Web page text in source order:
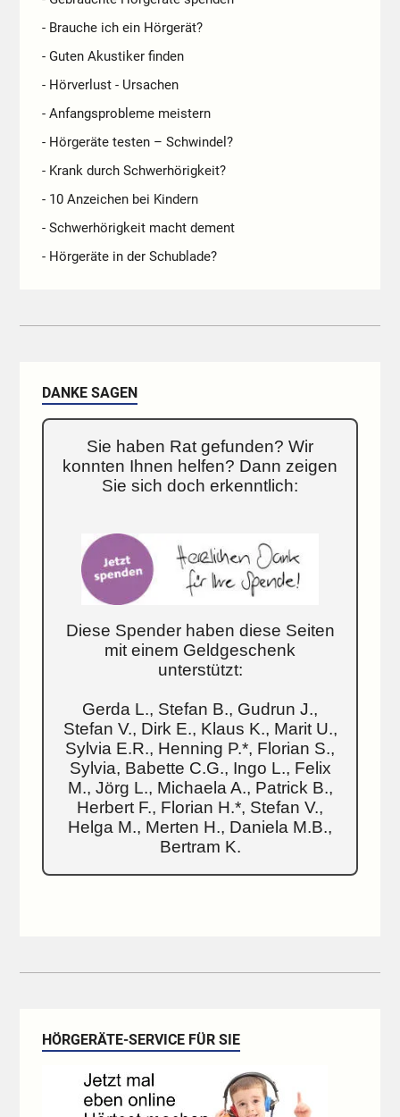
- Brauche ich ein Hörgerät?
- Guten Akustiker finden
- Hörverlust - Ursachen
- Anfangsprobleme meistern
- Hörgeräte testen – Schwindel?
- Krank durch Schwerhörigkeit?
- 10 Anzeichen bei Kindern
- Schwerhörigkeit macht dement
- Hörgeräte in der Schublade?
DANKE SAGEN
Sie haben Rat gefunden? Wir
konnten Ihnen helfen? Dann zeigen
Sie sich doch erkenntlich:
Diese Spender haben diese Seiten
mit einem Geldgeschenk
unterstützt:
Gerda L., Stefan B., Gudrun J.,
Stefan V., Dirk E., Klaus K., Marit U.,
Sylvia E.R., Henning P.*, Florian S.,
Sylvia, Babette C.G., Ingo L., Felix
M., Jörg L., Michaela A., Patrick B.,
Herbert F., Florian H.*, Stefan V.,
Helga M., Merten H., Daniela M.B.,
Bertram K.
HÖRGERÄTE-SERVICE FÜR SIE